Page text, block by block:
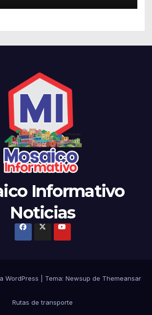
Informativo
Noticias
WordPress Tema: Newsup de Themeansar
Rutas de transporte